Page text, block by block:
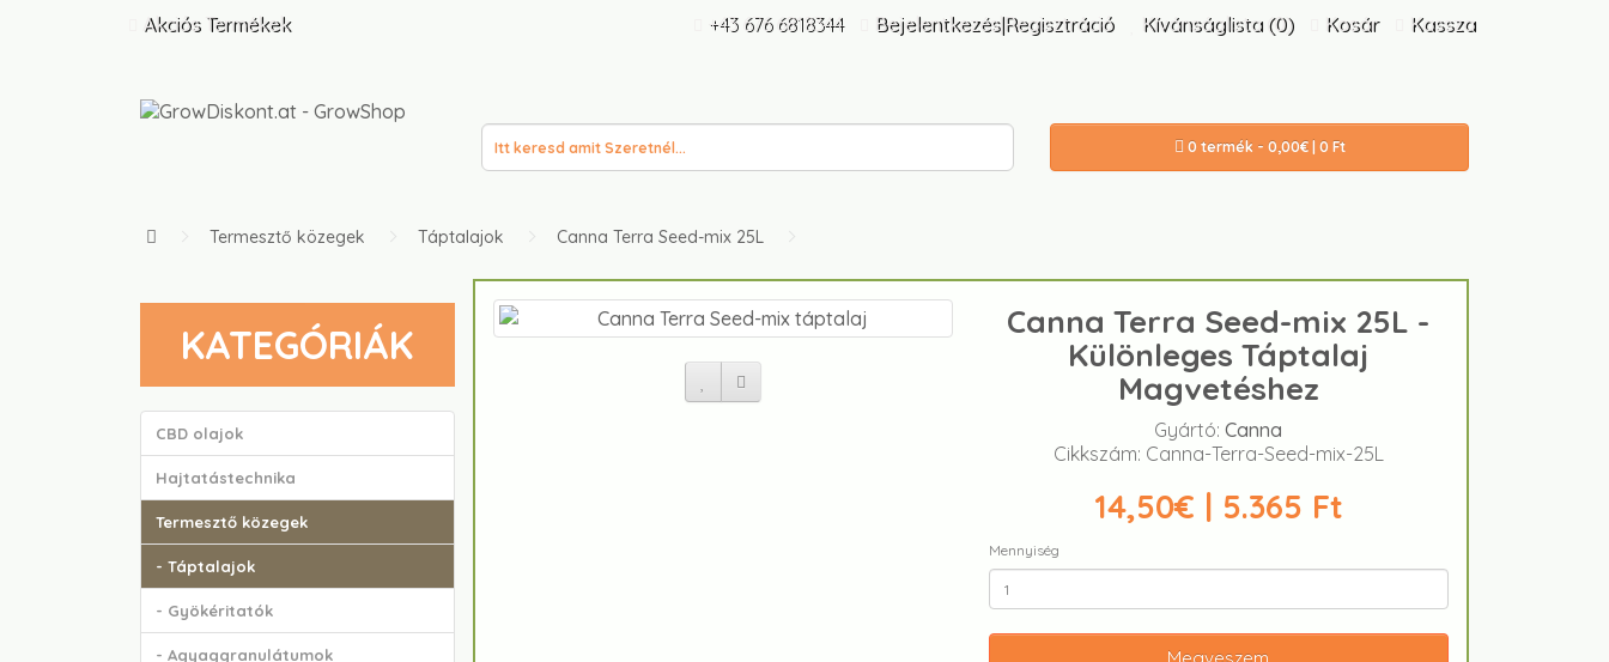
Akciós Termékek +43 676 6818344 Bejelentkezés|Regisztráció Kívánságlista (0) Kosár Kassza
0 termék - 0,00€ | 0 Ft
Termesztő közegek Táptalajok Canna Terra Seed-mix 25L
KATEGÓRIÁK
CBD olajok
Hajtatástechnika
Termesztő közegek
- Táptalajok
- Gyökéritatók
- Agyaggranulátumok
Canna Terra Seed-mix 25L -
Különleges Táptalaj
Magvetéshez
Gyártó:Canna
Cikkszám: Canna-Terra-Seed-mix-25L
14,50€ | 5.365 Ft
Mennyiség